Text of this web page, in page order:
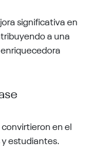
significativa en
a una
en el
estudiantes.